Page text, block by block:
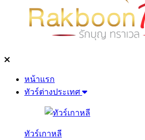
หน้าแรก
ทัวร์ต่างประเทศ
ทัวร์เกาหลี